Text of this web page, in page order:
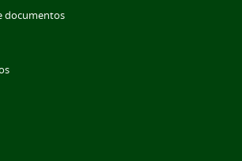
documentos